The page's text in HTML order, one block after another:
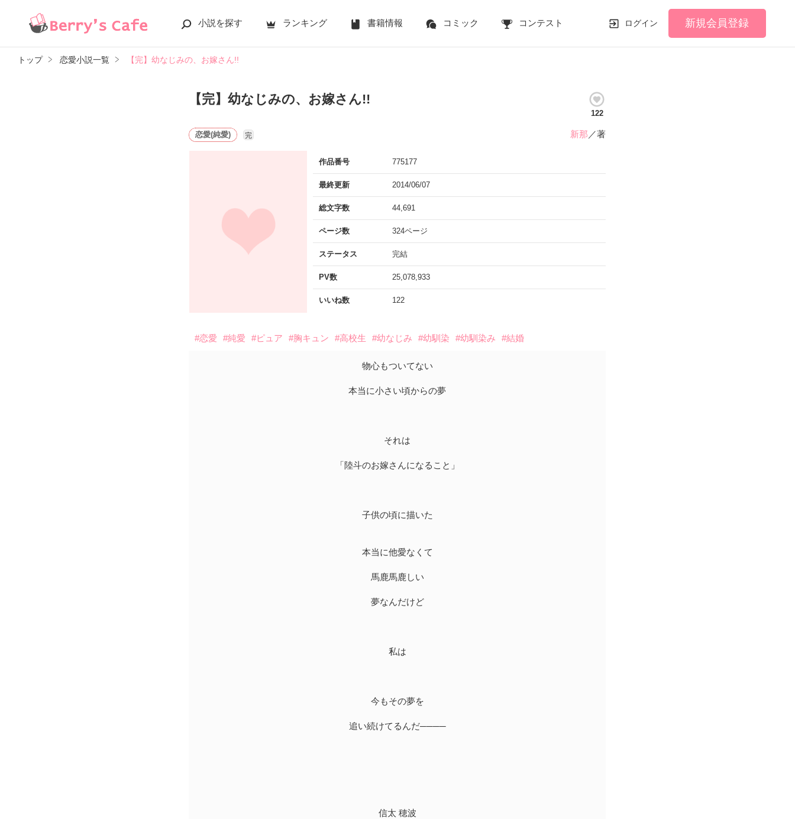
小説を探す ランキング 書籍情報 コミック コンテスト ログイン 新規会員登録
トップ 恋愛小説一覧 【完】幼なじみの、お嫁さん!!
【完】幼なじみの、お嫁さん!!
122
恋愛(純愛) 完 新那 ／著
作品番号 775177
最終更新 2014/06/07
総文字数 44,691
ページ数 324ページ
ステータス 完結
PV数 25,078,933
いいね数 122
#恋愛 #純愛 #ピュア #胸キュン #高校生 #幼なじみ #幼馴染 #幼馴染み #結婚
物心もついてない
本当に小さい頃からの夢
それは
「陸斗のお嫁さんになること」
子供の頃に描いた
本当に他愛なくて
馬鹿馬鹿しい
夢なんだけど
私は
今もその夢を
追い続けてるんだ────
信太 穂波